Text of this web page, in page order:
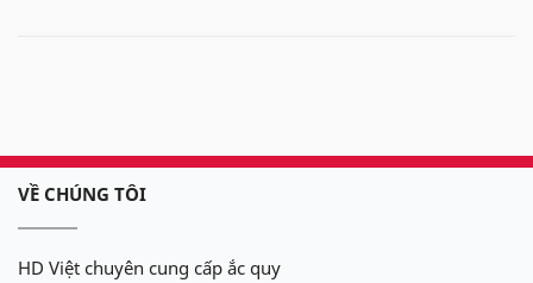
VỀ CHÚNG TÔI
HD Việt chuyên cung cấp ắc quy